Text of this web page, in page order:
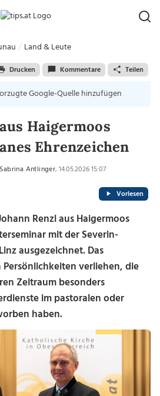
Land & Leute
Drucken Kommentare Teilen
Google-Quelle hinzufügen
Haigermoos
Ehrenzeichen
Sabrina Antlinger, 14.05.2026 15:07
Vorlesen
Renzlaus Haigermoos
mit der Severin-
ausgezeichnet. Das
verliehen, die
Zeitraum besonders
im pastoralen oder
haben.